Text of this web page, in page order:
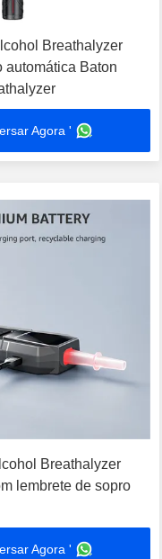
Breathalyzer
automática Baton
Agora '
Breathalyzer
lembrete de sopro
Agora '